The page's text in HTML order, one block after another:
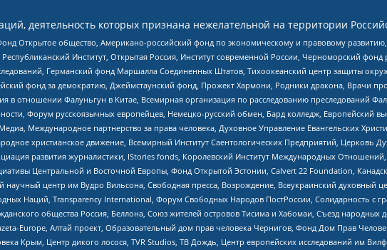
деятельность которых признана нежелательной на территории
Открытое общество, Американо-российский фонд по экономическому и правовому
Институт, Открытая Россия, Институт современной России, Черноморский фонд
Германский фонд Маршалла Соединенных Штатов, Тихоокеанский центр защиты
фонд за демократию, Джеймстаунский фонд, Прожект Хармони, Родники дракона, Врачи
отношении Фалуньгун в Китае, Всемирная организация по расследованию преследований
Форум русскоязычных европейцев, Немецко-русский обмен, Бард колледж, Европейский
Международное партнерство за права человека, Духовное Управление Евангельских
христианское движение, Всемирный Институт Саентологических Предприятий, Церковь
развития журналистики, IStories fonds, Королевский Институт Международных
Центральной и Восточной Европы, Фонд Открытой Эстонии, Calvert 22 Foundation,
центр им Вудро Вильсона, Свободная пресса, Возрождение, Всеукраинский духовный
Наций, Transparеncy International, Форум Свободных Народов ПостРоссии, Солидарность с
общества Россия, Беллона, Союз жителей островов Тисима и Хабомаи, Съезд
Europe, Алтай проект, Образовательный дом прав человека Чернигов, Фонд Дом Прав
Крым, Центр дикого лосося, TVR Studios, ТВ Дождь, Центр европейских исследований им